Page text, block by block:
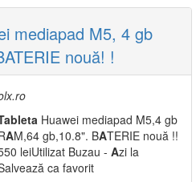
mediapad M5, 4 gb
nouă! !
leta Huawei mediapad M5,4 gb
AM,64 gb,10.8". BATERIE nouă !!
leiUtilizat Buzau - Azi la
ca favorit